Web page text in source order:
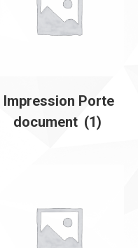
Impression Porte
document (1)